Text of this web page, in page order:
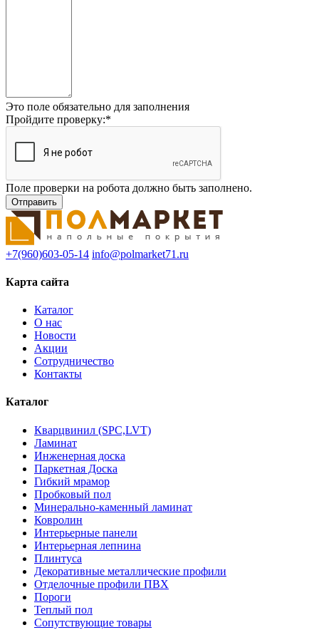
Это поле обязательно для заполнения
Пройдите проверку:*
Поле проверки на робота должно быть заполнено.
+7(960)603-05-14 info@polmarket71.ru
Карта сайта
Каталог
О нас
Новости
Акции
Сотрудничество
Контакты
Каталог
Кварцвинил (SPC,LVT)
Ламинат
Инженерная доска
Паркетная Доска
Гибкий мрамор
Пробковый пол
Минерально-каменный ламинат
Ковролин
Интерьерные панели
Интерьерная лепнина
Плинтуса
Декоративные металлические профили
Отделочные профили ПВХ
Пороги
Теплый пол
Сопутствующие товары